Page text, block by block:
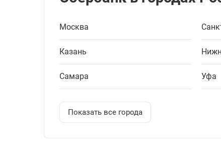
Москва
Казань
Самара Уфа
Показать все города